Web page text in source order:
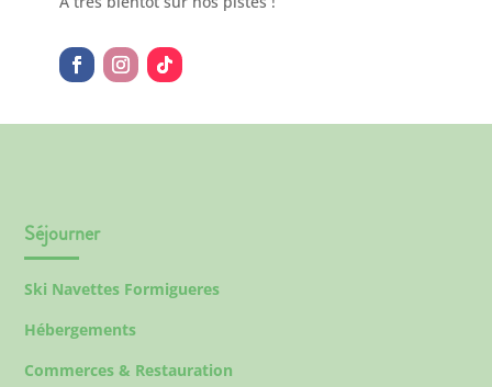
Séjourner
Ski Navettes Formigueres
Hébergements
Commerces & Restauration